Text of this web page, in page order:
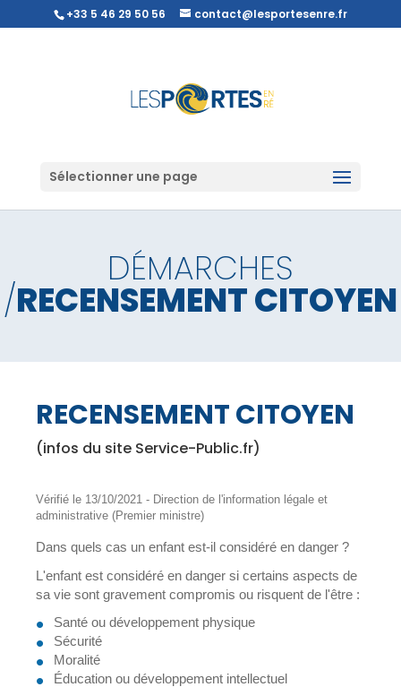
+33 5 46 29 50 56 contact@lesportesenre.fr
Sélectionner une page
DÉMARCHES
/RECENSEMENT CITOYEN
RECENSEMENT CITOYEN
(infos du site Service-Public.fr)
Vérifié le 13/10/2021 - Direction de l'information légale et
administrative (Premier ministre)
Dans quels cas un enfant est-il considéré en danger ?
L'enfant est considéré en danger si certains aspects de
sa vie sont gravement compromis ou risquent de l'être :
Santé ou développement physique
Sécurité
Moralité
Éducation ou développement intellectuel